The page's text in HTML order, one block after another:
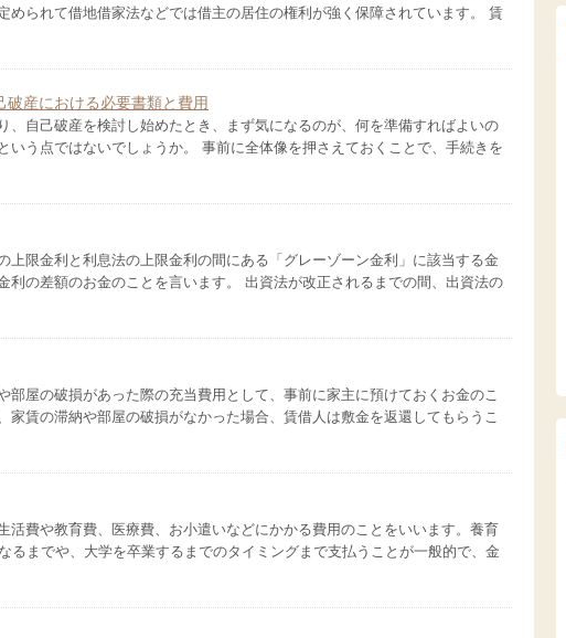
められて借地借家法などでは借主の居住の権利が強く保障されています。 賃
破産における必要書類と費用
、自己破産を検討し始めたとき、まず気になるのが、何を準備すればよいの
いう点ではないでしょうか。 事前に全体像を押さえておくことで、手続きを
上限金利と利息法の上限金利の間にある「グレーゾーン金利」に該当する金
利の差額のお金のことを言います。 出資法が改正されるまでの間、出資法の
部屋の破損があった際の充当費用として、事前に家主に預けておくお金のこ
家賃の滞納や部屋の破損がなかった場合、賃借人は敷金を返還してもらうこ
活費や教育費、医療費、お小遣いなどにかかる費用のことをいいます。養育
るまでや、大学を卒業するまでのタイミングまで支払うことが一般的で、金